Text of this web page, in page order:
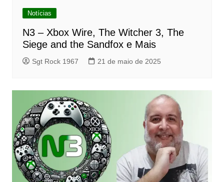
Notícias
N3 – Xbox Wire, The Witcher 3, The
Siege and the Sandfox e Mais
Sgt Rock 1967 21 de maio de 2025